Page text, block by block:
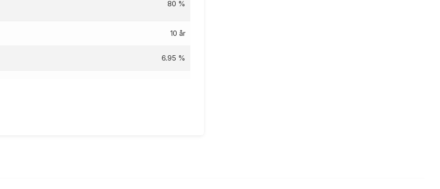
80 %
10 år
6.95 %